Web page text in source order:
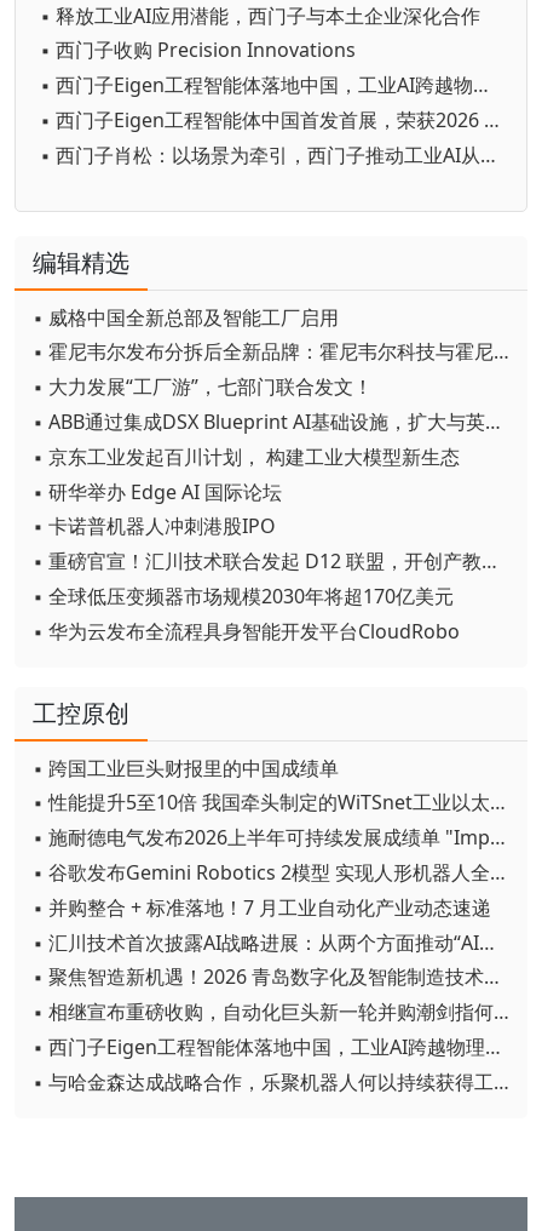
▪ 释放工业AI应用潜能，西门子与本土企业深化合作
▪ 西门子收购 Precision Innovations
▪ 西门子Eigen工程智能体落地中国，工业AI跨越物理世界“确定性”拐点
▪ 西门子Eigen工程智能体中国首发首展，荣获2026 WAIC SAIL之星奖
▪ 西门子肖松：以场景为牵引，西门子推动工业AI从单点实效迈向生产力跃迁
编辑精选
▪ 威格中国全新总部及智能工厂启用
▪ 霍尼韦尔发布分拆后全新品牌：霍尼韦尔科技与霍尼韦尔航空航天
▪ 大力发展“工厂游”，七部门联合发文！
▪ ABB通过集成DSX Blueprint AI基础设施，扩大与英伟达的合作
▪ 京东工业发起百川计划， 构建工业大模型新生态
▪ 研华举办 Edge AI 国际论坛
▪ 卡诺普机器人冲刺港股IPO
▪ 重磅官宣！汇川技术联合发起 D12 联盟，开创产教融合新范式
▪ 全球低压变频器市场规模2030年将超170亿美元
▪ 华为云发布全流程具身智能开发平台CloudRobo
工控原创
▪ 跨国工业巨头财报里的中国成绩单
▪ 性能提升5至10倍 我国牵头制定的WiTSnet工业以太网国际标准正式发布
▪ 施耐德电气发布2026上半年可持续发展成绩单 "Impact 2030"路线图开局稳健
▪ 谷歌发布Gemini Robotics 2模型 实现人形机器人全身智能控制突破
▪ 并购整合 + 标准落地！7 月工业自动化产业动态速递
▪ 汇川技术首次披露AI战略进展：从两个方面推动“AI业务化”落地
▪ 聚焦智造新机遇！2026 青岛数字化及智能制造技术论坛圆满落幕
▪ 相继宣布重磅收购，自动化巨头新一轮并购潮剑指何方？
▪ 西门子Eigen工程智能体落地中国，工业AI跨越物理世界“确定性”拐点
▪ 与哈金森达成战略合作，乐聚机器人何以持续获得工业巨头青睐？